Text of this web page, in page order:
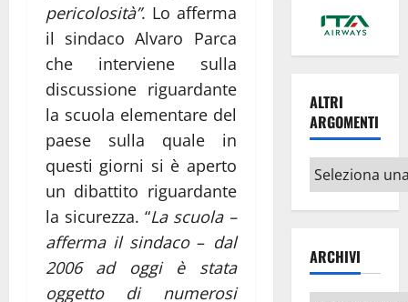
pericolosità”. Lo afferma
il sindaco Alvaro Parca
che interviene sulla
discussione riguardante
la scuola elementare del
paese sulla quale in
questi giorni si è aperto
un dibattito riguardante
la sicurezza. “La scuola –
afferma il sindaco– dal
2006 ad oggi è stata
oggetto di numerosi
ALTRI
ARGOMENTI
Altri
argomenti
ARCHIVI